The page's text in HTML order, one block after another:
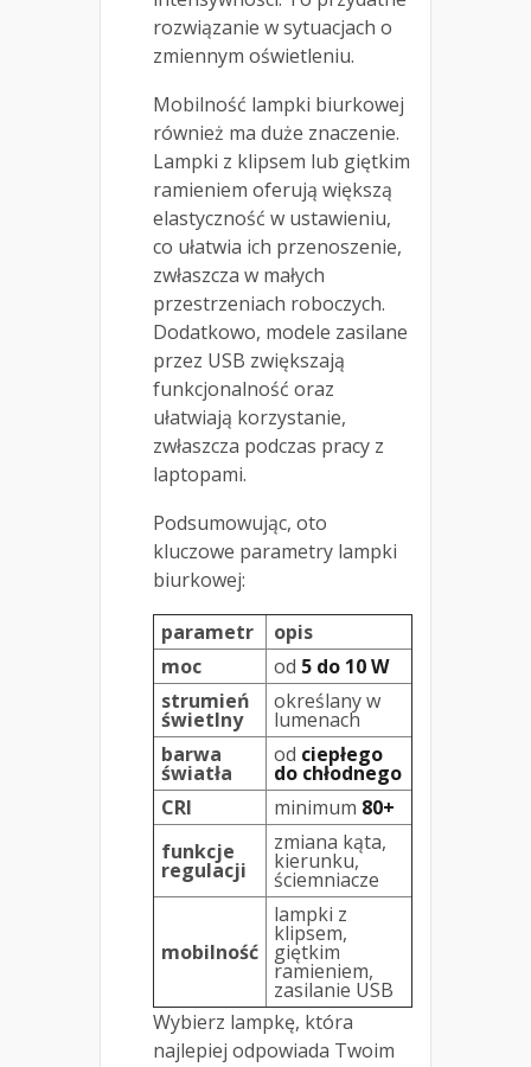
rozwiązanie w sytuacjach o
zmiennym oświetleniu.
Mobilność lampki biurkowej
również ma duże znaczenie.
Lampki z klipsem lub giętkim
ramieniem oferują większą
elastyczność w ustawieniu,
co ułatwia ich przenoszenie,
zwłaszcza w małych
przestrzeniach roboczych.
Dodatkowo, modele zasilane
przez USB zwiększają
funkcjonalność oraz
ułatwiają korzystanie,
zwłaszcza podczas pracy z
laptopami.
Podsumowując, oto
kluczowe parametry lampki
biurkowej:
parametr
opis
moc
od 5 do 10 W
strumień
świetlny
określany w
lumenach
barwa
światła
od ciepłego
do chłodnego
CRI
minimum 80+
funkcje
regulacji
zmiana kąta,
kierunku,
ściemniacze
mobilność
lampki z
klipsem,
giętkim
ramieniem,
zasilanie USB
Wybierz lampkę, która
najlepiej odpowiada Twoim